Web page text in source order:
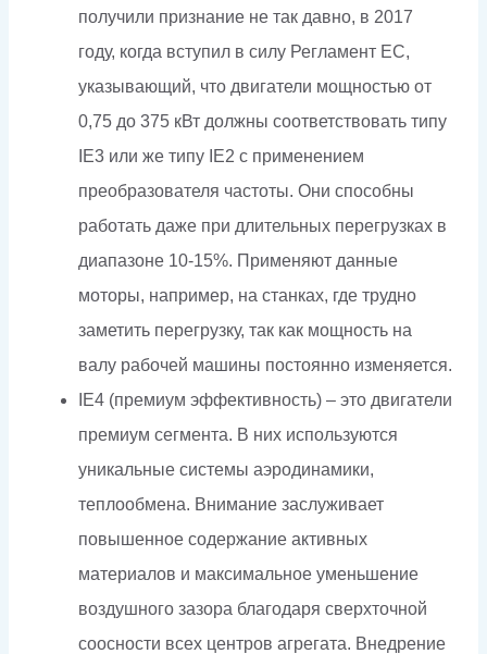
получили признание не так давно, в 2017
году, когда вступил в силу Регламент ЕС,
указывающий, что двигатели мощностью от
0,75 до 375 кВт должны соответствовать типу
IE3 или же типу IE2 с применением
преобразователя частоты. Они способны
работать даже при длительных перегрузках в
диапазоне 10-15%. Применяют данные
моторы, например, на станках, где трудно
заметить перегрузку, так как мощность на
валу рабочей машины постоянно изменяется.
IE4 (премиум эффективность) – это двигатели
премиум сегмента. В них используются
уникальные системы аэродинамики,
теплообмена. Внимание заслуживает
повышенное содержание активных
материалов и максимальное уменьшение
воздушного зазора благодаря сверхточной
соосности всех центров агрегата. Внедрение